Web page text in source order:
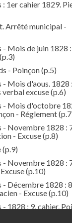
1er cahier 1829.
Arrêté municipal -
- Mois de juin 1828
(p.3)
- Poinçon(p.5)
- Mois d'aous. 1828
verbal excuse(p.6)
- Mois d'octobre
- Réglement
- Novembre 1828 :
- Excuse(p.8)
(p.9)
- Novembre 1828 :
(p.10)
- Décembre 1828 :
- Excuse(p.10)
1828 : 9. cahier.